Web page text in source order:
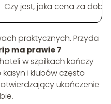
Czy jest, jaka cena za dobę
praktycznych. Przyda
ma prawie 7
w szpilkach kończy
kasyn i klubów często
ukończenie